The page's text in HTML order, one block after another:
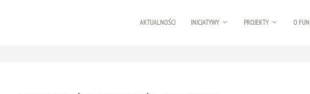
AKTUALNOŚCI INICJATYWY PROJEKTY O